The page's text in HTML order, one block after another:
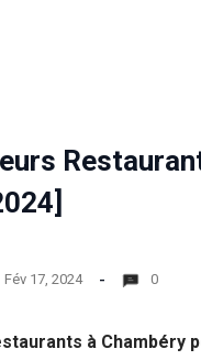
Fév 17, 2024 0
à Chambéry